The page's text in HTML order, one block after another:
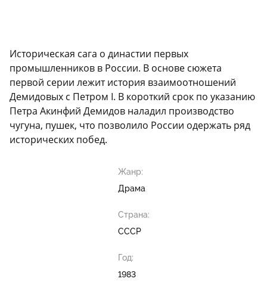
Историческая сага о династии первых
промышленников в России. В основе сюжета
первой серии лежит история взаимоотношений
Демидовых с Петром I. В короткий срок по указанию
Петра Акинфий Демидов наладил производство
чугуна, пушек, что позволило России одержать ряд
исторических побед.
Жанр:
Драма
Страна:
СССР
Год:
1983